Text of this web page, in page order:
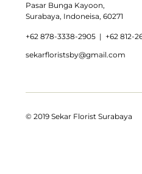
Pasar Bunga Kayoon,
Surabaya, Indoneisa, 60271
+62 878-3338-2905 | +62 812-
sekarfloristsby@gmail.com
© 2019 Sekar Florist Surabaya